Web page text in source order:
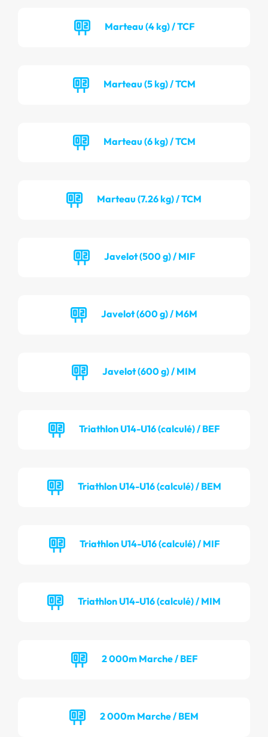
Marteau (4 kg) / TCF
Marteau (5 kg) / TCM
Marteau (6 kg) / TCM
Marteau (7.26 kg) / TCM
Javelot (500 g) / MIF
Javelot (600 g) / M6M
Javelot (600 g) / MIM
Triathlon U14-U16 (calculé) / BEF
Triathlon U14-U16 (calculé) / BEM
Triathlon U14-U16 (calculé) / MIF
Triathlon U14-U16 (calculé) / MIM
2 000m Marche / BEF
2 000m Marche / BEM